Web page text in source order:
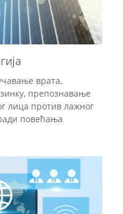
врата,
препознавање
лица против лажног
повећања